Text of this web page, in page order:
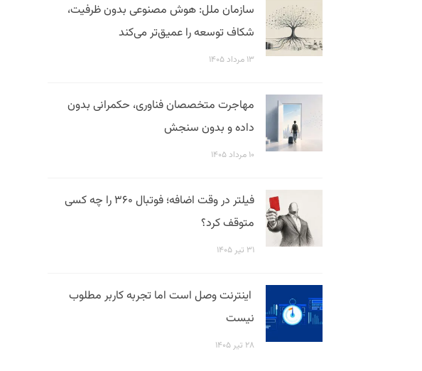
سازمان ملل: هوش مصنوعی بدون ظرفیت،
شکاف توسعه را عمیق‌تر می‌کند
۱۳ مرداد ۱۴۰۵
مهاجرت متخصصان فناوری، حکمرانی بدون
داده و بدون سنجش
۱۰ مرداد ۱۴۰۵
فیلتر در وقت اضافه؛ فوتبال ۳۶۰ را چه کسی
متوقف کرد؟
۳۱ تیر ۱۴۰۵
اینترنت وصل است اما تجربه کاربر مطلوب
نیست
۲۸ تیر ۱۴۰۵